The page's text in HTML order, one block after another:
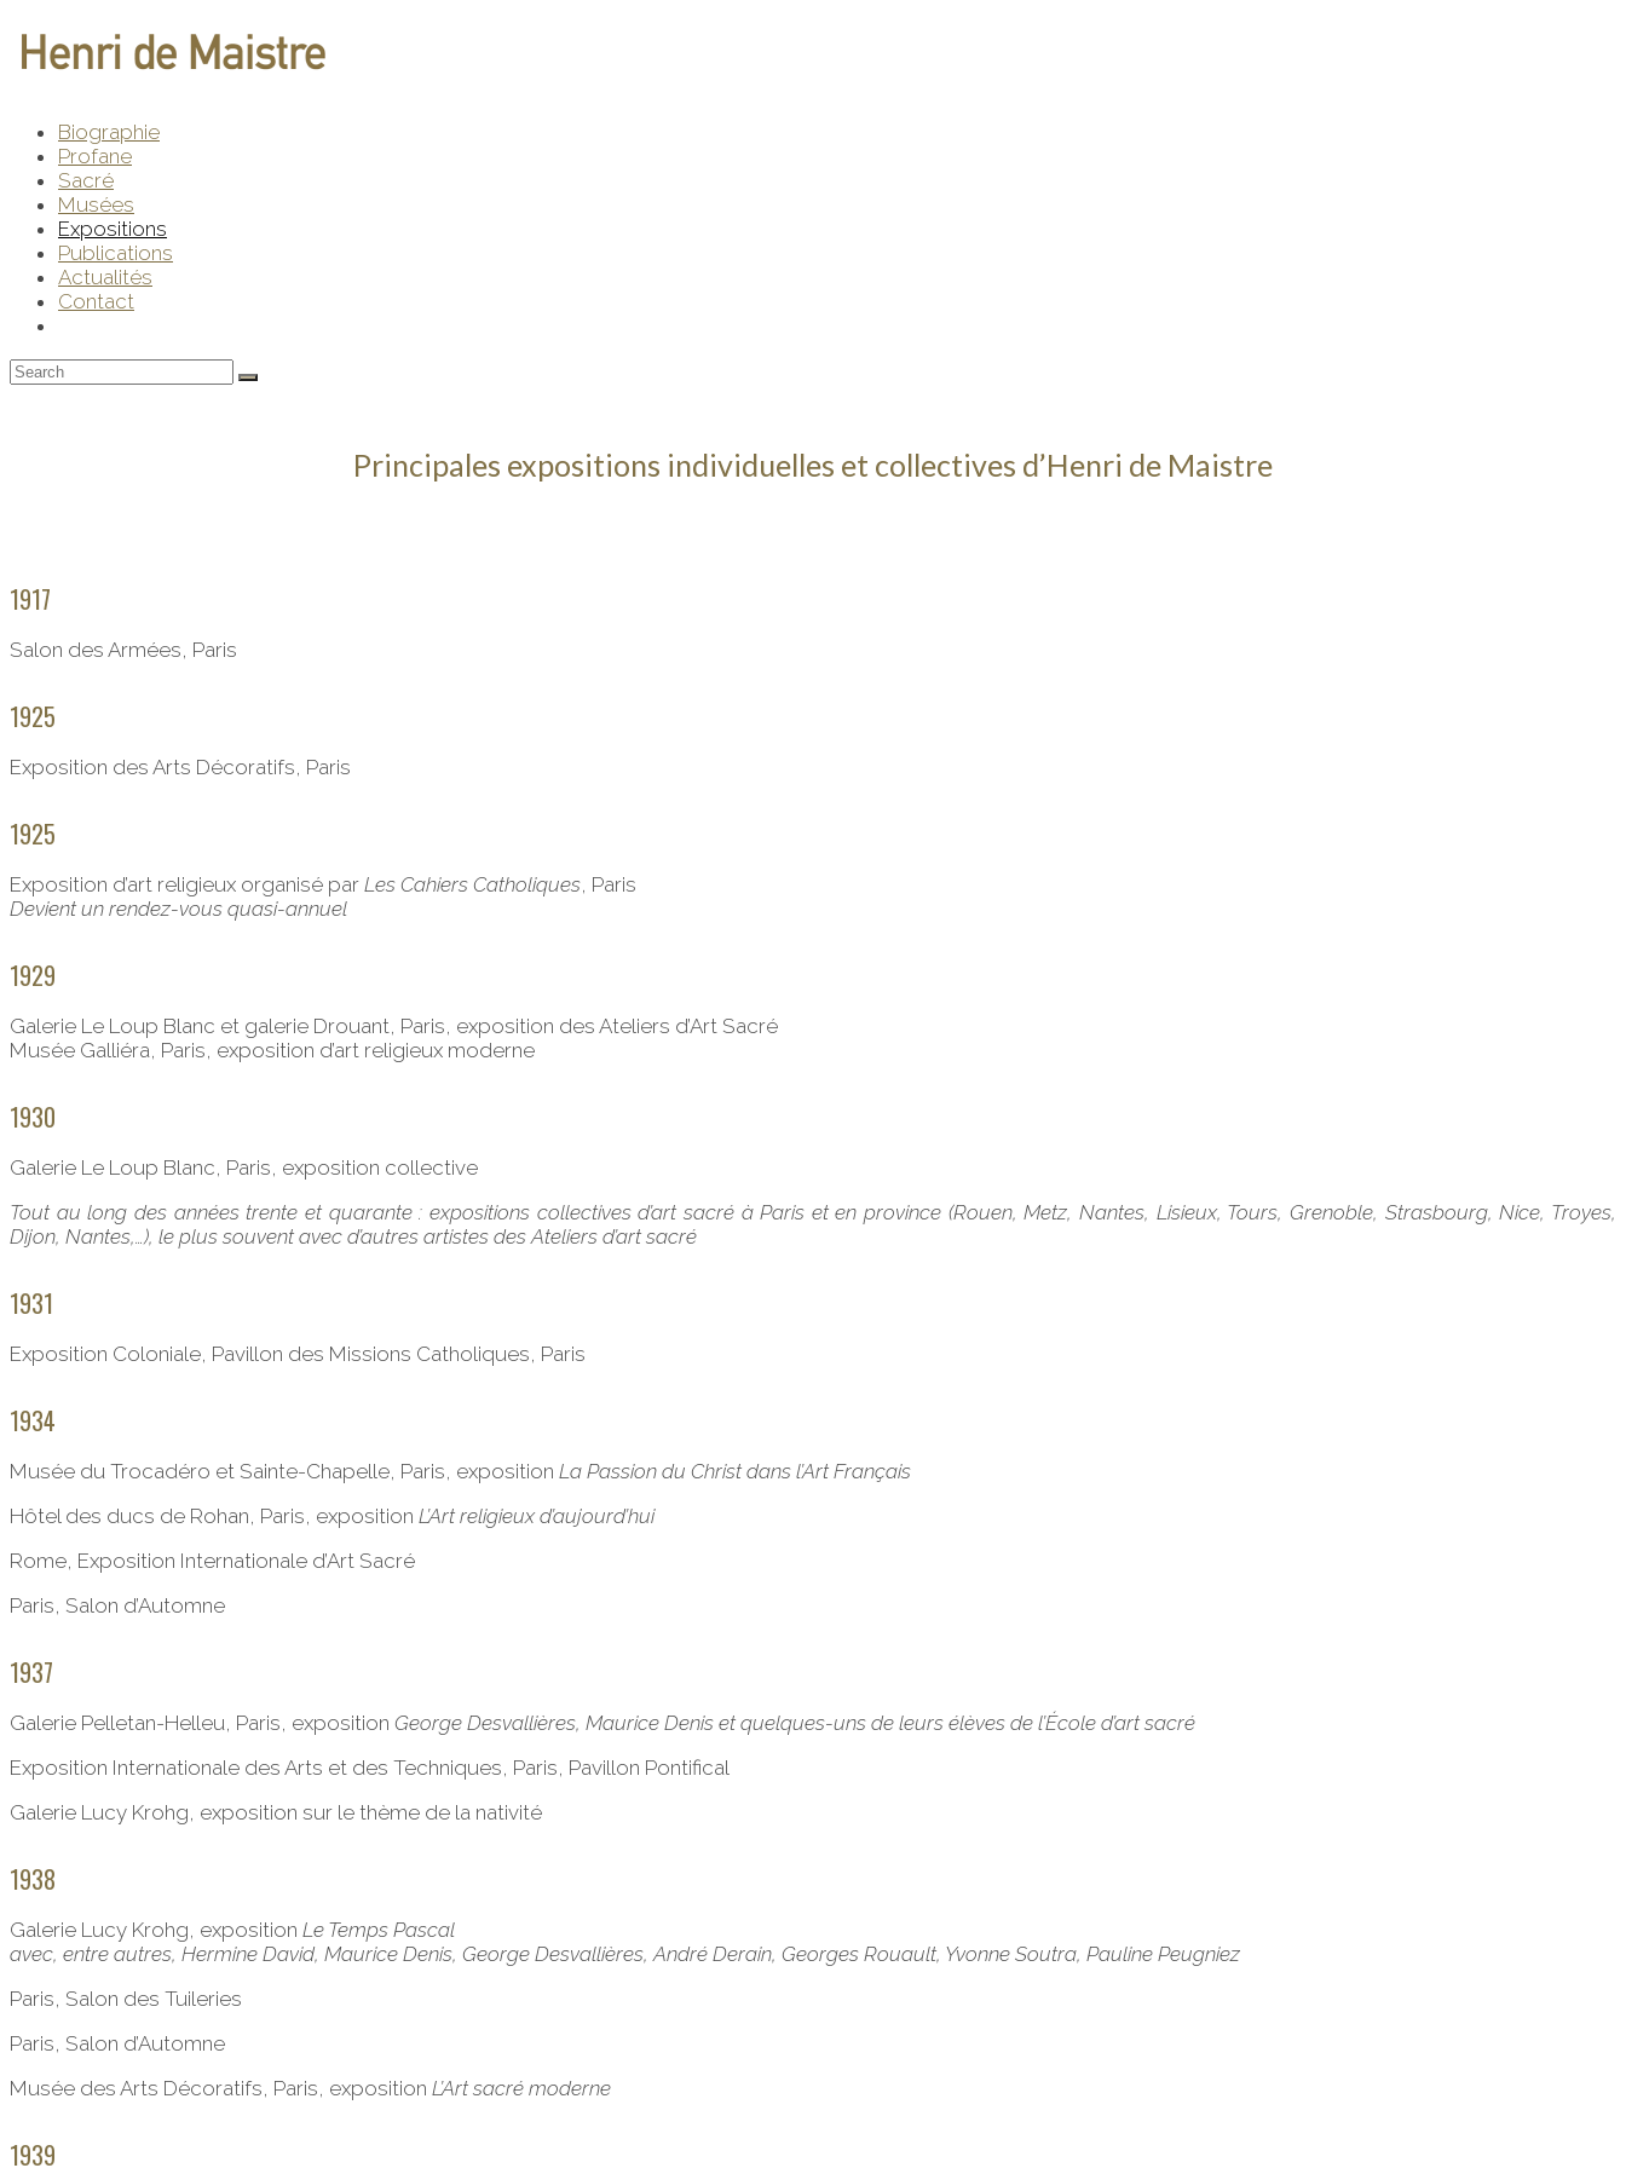
Biographie
Profane
Sacré
Musées
Expositions
Publications
Actualités
Contact
Principales expositions individuelles et collectives d’Henri de Maistre
1917
Salon des Armées, Paris
1925
Exposition des Arts Décoratifs, Paris
1925
Exposition d’art religieux organisé par Les Cahiers Catholiques, Paris
Devient un rendez-vous quasi-annuel
1929
Galerie Le Loup Blanc et galerie Drouant, Paris, exposition des Ateliers d’Art Sacré
Musée Galliéra, Paris, exposition d’art religieux moderne
1930
Galerie Le Loup Blanc, Paris, exposition collective
Tout au long des années trente et quarante : expositions collectives d’art sacré à Paris et en province (Rouen, Metz, Nantes, Lisieux, Tours, Grenoble, Strasbourg, Nice, Troyes,
Dijon, Nantes,…), le plus souvent avec d’autres artistes des Ateliers d’art sacré
1931
Exposition Coloniale, Pavillon des Missions Catholiques, Paris
1934
Musée du Trocadéro et Sainte-Chapelle, Paris, exposition La Passion du Christ dans l’Art Français
Hôtel des ducs de Rohan, Paris, exposition L’Art religieux d’aujourd’hui
Rome, Exposition Internationale d’Art Sacré
Paris, Salon d’Automne
1937
Galerie Pelletan-Helleu, Paris, exposition George Desvallières, Maurice Denis et quelques-uns de leurs élèves de l’École d’art sacré
Exposition Internationale des Arts et des Techniques, Paris, Pavillon Pontifical
Galerie Lucy Krohg, exposition sur le thème de la nativité
1938
Galerie Lucy Krohg, exposition Le Temps Pascal
avec, entre autres, Hermine David, Maurice Denis, George Desvallières, André Derain, Georges Rouault, Yvonne Soutra, Pauline Peugniez
Paris, Salon des Tuileries
Paris, Salon d’Automne
Musée des Arts Décoratifs, Paris, exposition L’Art sacré moderne
1939